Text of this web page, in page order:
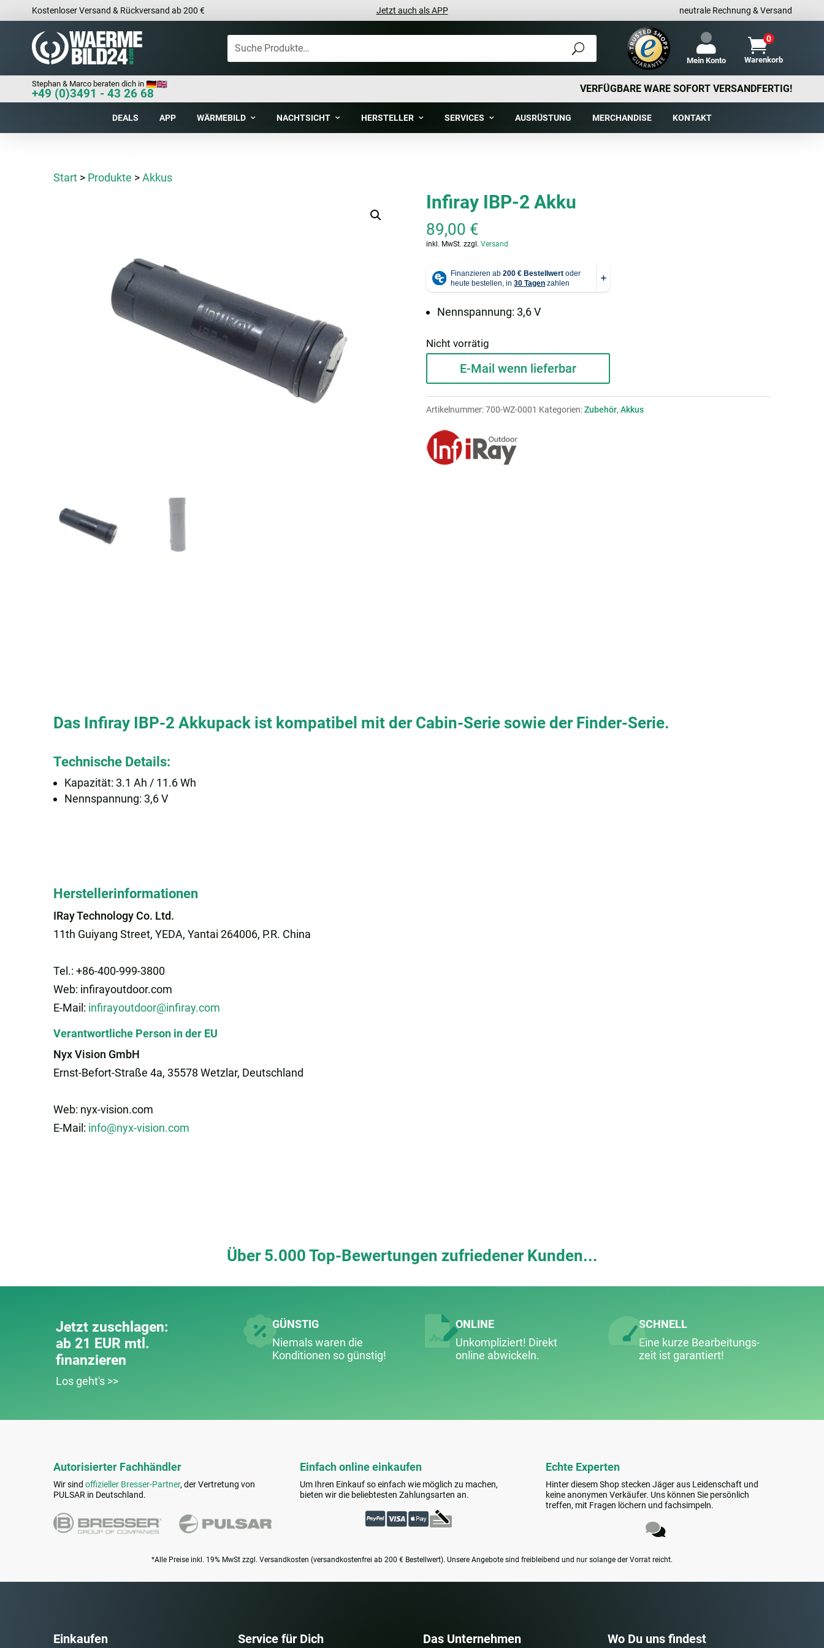
Kostenloser Versand & Rückversand ab 200 € Jetzt auch als APP neutrale Rechnung & Versand
Mein Konto
0
Warenkorb
Stephan & Marco beraten dich in
+49 (0)3491 - 43 26 68 VERFÜGBARE WARE SOFORT VERSANDFERTIG!
DEALS APP WÄRMEBILD NACHTSICHT HERSTELLER SERVICES AUSRÜSTUNG MERCHANDISE KONTAKT
Start > Produkte >Akkus
Infiray IBP-2 Akku
89,00 €
inkl. MwSt. zzgl.Versand
Nennspannung: 3,6 V
Nicht vorrätig
E-Mail wenn lieferbar
Artikelnummer:700-WZ-0001 Kategorien:Zubehör,Akkus
Das Infiray IBP-2 Akkupack ist kompatibel mit der Cabin-Serie sowie der Finder-Serie.
Technische Details:
Kapazität: 3.1 Ah / 11.6 Wh
Nennspannung: 3,6 V
Herstellerinformationen
IRay Technology Co. Ltd.
11th Guiyang Street, YEDA, Yantai 264006, P.R. China
Tel.: +86-400-999-3800
Web: infirayoutdoor.com
E-Mail: infirayoutdoor@infiray.com
Verantwortliche Person in der EU
Nyx Vision GmbH
Ernst-Befort-Straße 4a, 35578 Wetzlar, Deutschland
Web: nyx-vision.com
E-Mail: info@nyx-vision.com
Über 5.000 Top-Bewertungen zufriedener Kunden...
Jetzt zuschlagen:
ab 21 EUR mtl.
finanzieren
Los geht's >>
GÜNSTIG
Niemals waren die
Konditionen so günstig!
ONLINE
Unkompliziert! Direkt
online abwickeln.
SCHNELL
Eine kurze Bearbeitungs­
zeit ist garantiert!
Autorisierter Fachhändler
Wir sind offizieller Bresser-Partner, der Vertretung von
PULSAR in Deutschland.
Einfach online einkaufen
Um Ihren Einkauf so einfach wie möglich zu machen,
bieten wir die beliebtesten Zahlungsarten an.
Echte Experten
Hinter diesem Shop stecken Jäger aus Leidenschaft und
keine anonymen Verkäufer. Uns können Sie persönlich
treffen, mit Fragen löchern und fachsimpeln.
*Alle Preise inkl. 19% MwSt zzgl. Versandkosten (versandkostenfrei ab 200 € Bestellwert). Unsere Angebote sind freibleibend und nur solange der Vorrat reicht.
Einkaufen Service für Dich Das Unternehmen Wo Du uns findest